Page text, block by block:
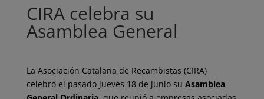
CIRA celebra su
Asamblea General
La Asociación Catalana de Recambistas (CIRA)
celebró el pasado jueves 18 de junio su Asamblea